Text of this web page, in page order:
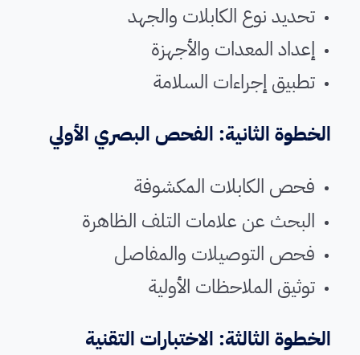
تحديد نوع الكابلات والجهد
إعداد المعدات والأجهزة
تطبيق إجراءات السلامة
الخطوة الثانية: الفحص البصري الأولي
فحص الكابلات المكشوفة
البحث عن علامات التلف الظاهرة
فحص التوصيلات والمفاصل
توثيق الملاحظات الأولية
الخطوة الثالثة: الاختبارات التقنية